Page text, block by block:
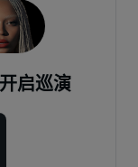
启巡演